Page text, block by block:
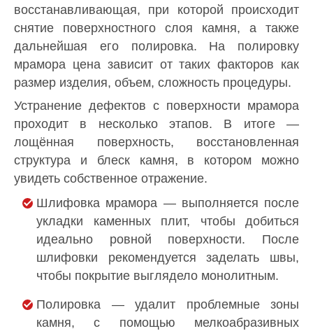
восстанавливающая, при которой происходит
снятие поверхностного слоя камня, а также
дальнейшая его полировка. На полировку
мрамора цена зависит от таких факторов как
размер изделия, объем, сложность процедуры.
Устранение дефектов с поверхности мрамора
проходит в несколько этапов. В итоге —
лощённая поверхность, восстановленная
структура и блеск камня, в котором можно
увидеть собственное отражение.
Шлифовка мрамора — выполняется после
укладки каменных плит, чтобы добиться
идеально ровной поверхности. После
шлифовки рекомендуется заделать швы,
чтобы покрытие выглядело монолитным.
Полировка — удалит проблемные зоны
камня, с помощью мелкоабразивных